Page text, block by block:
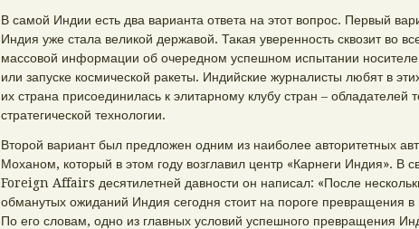
В самой Индии есть два варианта ответа на этот вопрос. Первый
Индия уже стала великой державой. Такая уверенность сквозит во
массовой информации об очередном успешном испытании
или запуске космической ракеты. Индийские журналисты любят в
их страна присоединилась к элитарному клубу стран – обладателей
стратегической технологии.
Второй вариант был предложен одним из наиболее авторитетных
Моханом, который в этом году возглавил центр «Карнеги Индия». В
Foreign Affairs десятилетней давности он написал: «После
обманутых ожиданий Индия сегодня стоит на пороге превращения в
По его словам, одно из главных условий успешного превращения